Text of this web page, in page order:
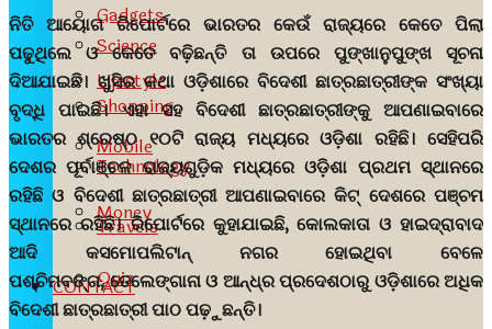
Science
Shopping
Technology
Travels
CONTACT
Gadgets
Lifestyle
Mobile
Money
Quiz
ନିତି ଆୟୋଗ ରିପୋର୍ଟରେ ଭାରତର କେଉଁ ରାଜ୍ୟରେ କେତେ ପିଲା
ପଢୁଥିଲେ ଓ କେତେ ବଢ଼ିଛନ୍ତି ତା ଉପରେ ପୁଙ୍ଖାନୁପୁଙ୍ଖ ସୂଚନା
ଦିଆଯାଇଛି। ଖୁସିର କଥା ଓଡ଼ିଶାରେ ବିଦେଶୀ ଛାତ୍ରଛାତ୍ରୀଙ୍କ ସଂଖ୍ୟା
ବୃଦ୍ଧି ପାଇଛି। ଏହା ସହ ବିଦେଶୀ ଛାତ୍ରଛାତ୍ରୀଙ୍କୁ ଆପଣାଇବାରେ
ଭାରତର ଶ୍ରେଷ୍ଠ ୧୦ଟି ରାଜ୍ୟ ମଧ୍ୟରେ ଓଡ଼ିଶା ରହିଛି। ସେହିପରି
ଦେଶର ପୂର୍ବାଞ୍ଚଳ ରାଜ୍ୟଗୁଡ଼ିକ ମଧ୍ୟରେ ଓଡ଼ିଶା ପ୍ରଥମ ସ୍ଥାନରେ
ରହିଛି ଓ ବିଦେଶୀ ଛାତ୍ରଛାତ୍ରୀ ଆପଣାଇବାରେ କିଟ୍‍ ଦେଶରେ ପଞ୍ଚମ
ସ୍ଥାନରେ ରହିଛି। ରିପୋର୍ଟରେ କୁହାଯାଇଛି, କୋଲକାତା ଓ ହାଇଦ୍ରାବାଦ
ଆଦି କସମୋପଲିଟାନ୍‍ ନଗର ହୋଇଥିବା ବେଳେ
ପଶ୍ଚିମବଙ୍ଗ, ତେଲେଙ୍ଗାନା ଓ ଆନ୍ଧ୍ର ପ୍ରଦେଶଠାରୁ ଓଡ଼ିଶାରେ ଅଧିକ
ବିଦେଶୀ ଛାତ୍ରଛାତ୍ରୀ ପାଠ ପଢ଼ୁଛନ୍ତି।